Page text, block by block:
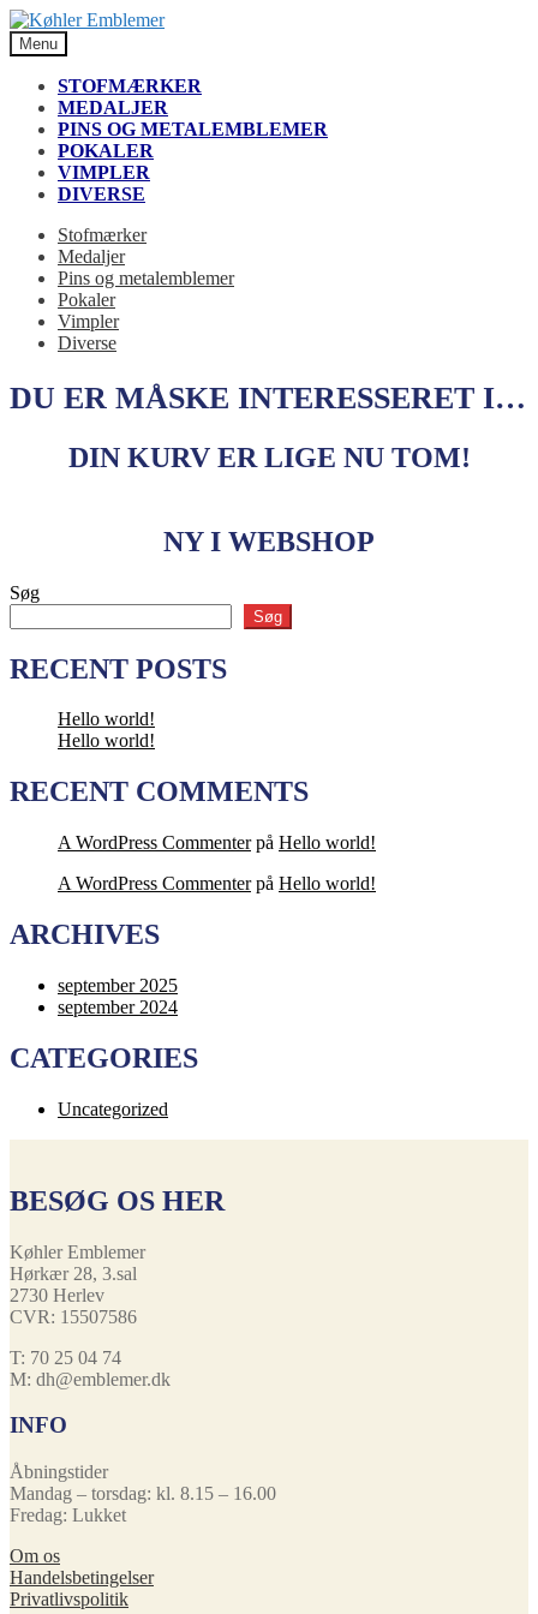
Spring
til
navigation
Spring
til
indhold
Menu
STOFMÆRKER
MEDALJER
PINS OG METALEMBLEMER
POKALER
VIMPLER
DIVERSE
Stofmærker
Medaljer
Pins og metalemblemer
Pokaler
Vimpler
Diverse
DU ER MÅSKE INTERESSERET I…
DIN KURV ER LIGE NU TOM!
NY I WEBSHOP
Søg
Søg
RECENT POSTS
Hello world!
Hello world!
RECENT COMMENTS
A WordPress Commenterpå Hello world!
A WordPress Commenterpå Hello world!
ARCHIVES
september 2025
september 2024
CATEGORIES
Uncategorized
BESØG OS HER
Køhler Emblemer
Hørkær 28, 3.sal
2730 Herlev
CVR: 15507586
T: 70 25 04 74
M: dh@emblemer.dk
INFO
Åbningstider
Mandag – torsdag: kl. 8.15 – 16.00
Fredag: Lukket
Om os
Handelsbetingelser
Privatlivspolitik